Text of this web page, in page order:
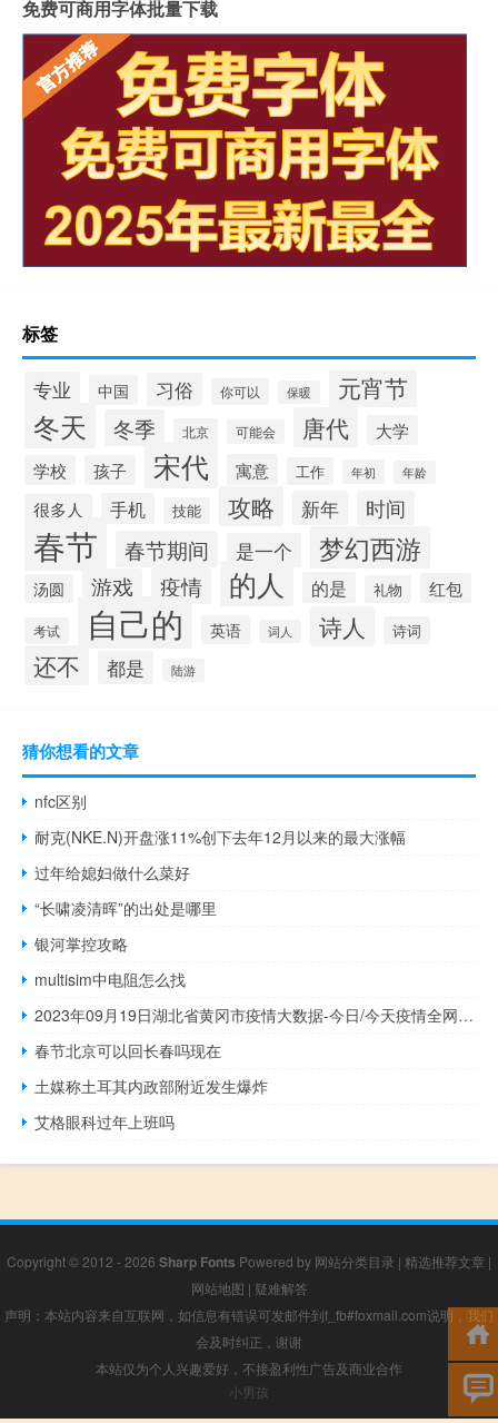
免费可商用字体批量下载
标签
专业 中国 习俗 你可以 保暖 元宵节
冬天 冬季 北京 可能会 唐代
大学
学校
孩子 宋代 寓意 工作 年初 年龄
很多人 手机 技能 攻略 新年 时间
春节 春节期间 是一个 梦幻西游
汤圆 游戏 疫情 的人 的是 礼物 红包
考试 自己的 英语 词人 诗人 诗词
还不 都是 陆游
猜你想看的文章
nfc区别
耐克(NKE.N)开盘涨11%创下去年12月以来的最大涨幅
过年给媳妇做什么菜好
“长啸凌清晖”的出处是哪里
银河掌控攻略
multisim中电阻怎么找
2023年09月19日湖北省黄冈市疫情大数据-今日/今天疫情全网搜索最新实时消息动态情况通知播报
春节北京可以回长春吗现在
土媒称土耳其内政部附近发生爆炸
艾格眼科过年上班吗
Copyright © 2012 - 2026 Sharp Fonts Powered by 网站分类目录 | 精选推荐文章 |
网站地图 | 疑难解答
声明：本站内容来自互联网，如信息有错误可发邮件到f_fb#foxmail.com说明，我们
会及时纠正，谢谢
本站仅为个人兴趣爱好，不接盈利性广告及商业合作
小男孩